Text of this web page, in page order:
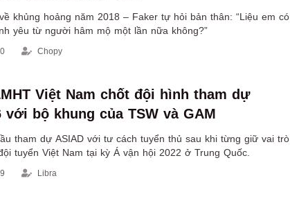
khủng hoảng năm 2018 – Faker tự hỏi bản thân: “Liệu em có
yêu từ người hâm mộ một lần nữa không?”
Chopy
Việt Nam chốt đội hình tham dự
với bộ khung của TSW và GAM
tham dự ASIAD với tư cách tuyển thủ sau khi từng giữ vai trò
tuyển Việt Nam tại kỳ Á vận hội 2022 ở Trung Quốc.
Libra